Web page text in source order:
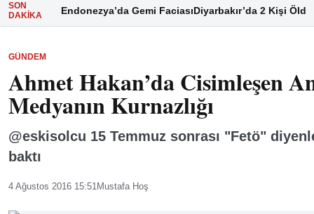
SON
DAKIKA
Endonezya’da Gemi FaciasıDiyarbakır’da 2 Kişi Öldü
GÜNDEM
Ahmet Hakan’da Cisimleşen
Medyanın Kurnazlığı
@eskisolcu 15 Temmuz sonrası "Fetö"
baktı
4 Ağustos 2016 15:51Mustafa Hoş